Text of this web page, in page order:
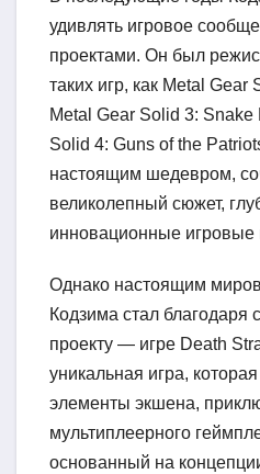
удивлять игровое
проектами. Он был
таких игр, как Metal
Metal Gear Solid 3: Snake
Solid 4: Guns of the
настоящим шедевром,
великолепный сюжет,
инновационные игровые
Однако настоящим
Кодзима стал благодаря
проекту — игре Death
уникальная игра,
элементы экшена,
мультиплеерного
основанный на